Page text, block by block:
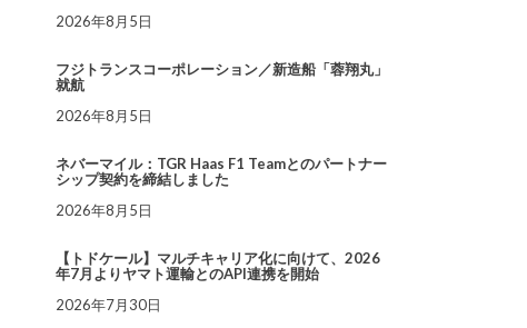
2026年8月5日
フジトランスコーポレーション／新造船「蓉翔丸」
就航
2026年8月5日
ネバーマイル：TGR Haas F1 Teamとのパートナー
シップ契約を締結しました
2026年8月5日
【トドケール】マルチキャリア化に向けて、2026
年7月よりヤマト運輸とのAPI連携を開始
2026年7月30日